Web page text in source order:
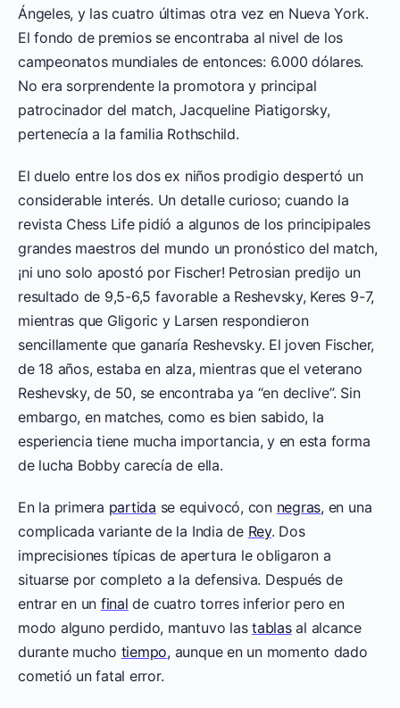
Ángeles, y las cuatro últimas otra vez en Nueva York.
El fondo de premios se encontraba al nivel de los
campeonatos mundiales de entonces: 6.000 dólares.
No era sorprendente la promotora y principal
patrocinador del match, Jacqueline Piatigorsky,
pertenecía a la familia Rothschild.
El duelo entre los dos ex niños prodigio despertó un
considerable interés. Un detalle curioso; cuando la
revista Chess Life pidió a algunos de los principipales
grandes maestros del mundo un pronóstico del match,
¡ni uno solo apostó por Fischer! Petrosian predijo un
resultado de 9,5-6,5 favorable a Reshevsky, Keres 9-7,
mientras que Gligoric y Larsen respondieron
sencillamente que ganaría Reshevsky. El joven Fischer,
de 18 años, estaba en alza, mientras que el veterano
Reshevsky, de 50, se encontraba ya “en declive”. Sin
embargo, en matches, como es bien sabido, la
esperiencia tiene mucha importancia, y en esta forma
de lucha Bobby carecía de ella.
En la primera partida se equivocó, con negras, en una
complicada variante de la India de Rey. Dos
imprecisiones típicas de apertura le obligaron a
situarse por completo a la defensiva. Después de
entrar en un final de cuatro torres inferior pero en
modo alguno perdido, mantuvo lastablasal alcance
durante mucho tiempo, aunque en un momento dado
cometió un fatal error.